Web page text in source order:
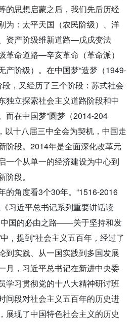
的思想启蒙之后，我们先后历经
为：太平天国（农民阶级）、洋
资产阶级维新道路—戊戌变法
革命道路—辛亥革命（革命派）
产阶级）。在中国梦“造梦（1949-
，又经历了三个阶段：苏式社会
独立探索社会主义道路阶段和中
而在中国梦“圆梦（2014-204
以十八届三中全会为契机，中国走
阶段。2014年是全面深化改革元
一个从单一的经济建设为中心到
段。
角度看3个30年。“1516-2016
习近平总书记系列重要讲话读
中国的必由之路——关于坚持和发
，提到“社会主义五百年，经过了
到实践、从一国实践到多国发展
月，习近平总书记在新进中央委
学习贯彻党的十八大精神研讨班
间段对社会主义五百年的历史进
展现了中国特色社会主义的历史